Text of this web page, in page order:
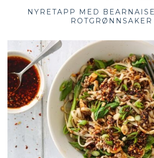
NYRETAPP MED
ROTGRØNNSAKER